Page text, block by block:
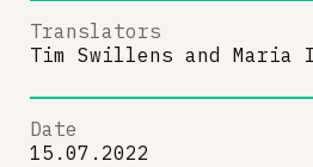
Translators
Tim Swillens and Maria
Date
15.07.2022